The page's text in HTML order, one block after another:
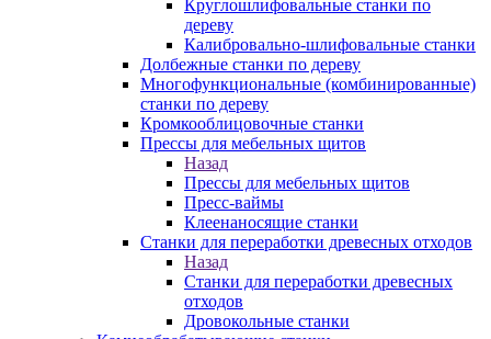
Круглошлифовальные станки по
дереву
Калибровально-шлифовальные станки
Долбежные станки по дереву
Многофункциональные (комбинированные)
станки по дереву
Кромкооблицовочные станки
Прессы для мебельных щитов
Назад
Прессы для мебельных щитов
Пресс-ваймы
Клеенаносящие станки
Станки для переработки древесных отходов
Назад
Станки для переработки древесных
отходов
Дровокольные станки